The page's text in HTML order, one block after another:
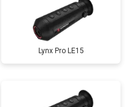
Lynx Pro LE15